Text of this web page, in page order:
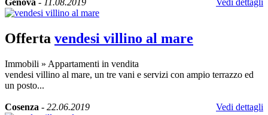
Genova - 11.08.2019 Vedi dettagli
Offerta vendesi villino al mare
Immobili » Appartamenti in vendita
vendesi villino al mare, un tre vani e servizi con ampio terrazzo ed
un posto...
Cosenza - 22.06.2019 Vedi dettagli